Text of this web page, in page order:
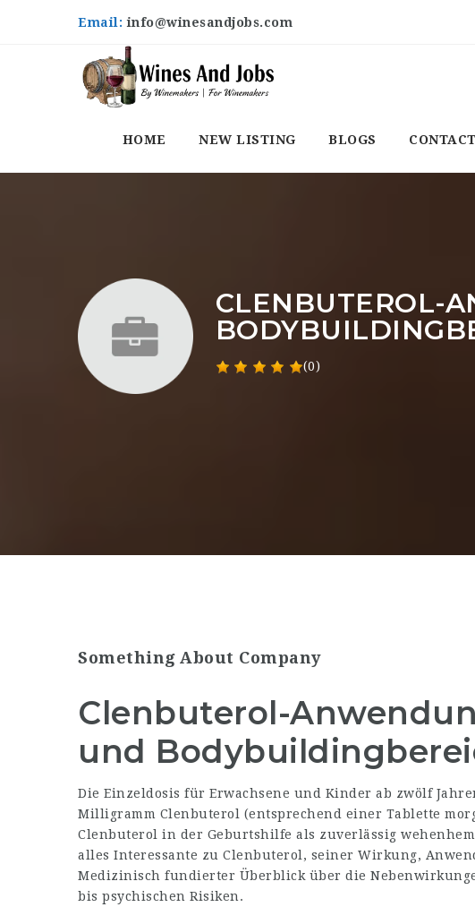
Email:info@winesandjobs.com
HOME NEW LISTING BLOGS
CLENBUTEROL-
(0)
Something About Company
Clenbuterol-
und
Die Einzeldosis für Erwachsene und Kinder ab zwölf
Milligramm Clenbuterol (entsprechend einer Tablette
Clenbuterol in der Geburtshilfe als zuverlässig
alles Interessante zu Clenbuterol, seiner Wirkung,
Medizinisch fundierter Überblick über die
bis psychischen Risiken.